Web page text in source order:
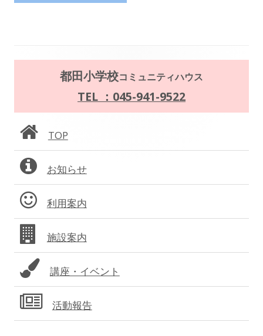
ゲ
シ
ョ
ン
ン
サ
イ
ド
バ
ー
都田小学校コミュニティハウス
TEL ：045-941-9522
TOP
お知らせ
利用案内
施設案内
講座・イベント
活動報告